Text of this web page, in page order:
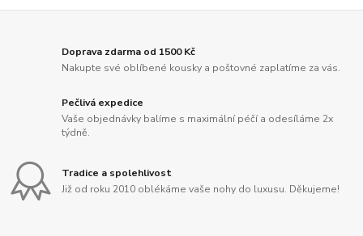
Doprava zdarma od 1500 Kč
Nakupte své oblíbené kousky a poštovné zaplatíme za vás.
Pečlivá expedice
Vaše objednávky balíme s maximální péčí a odesíláme 2x
týdně.
Tradice a spolehlivost
Již od roku 2010 oblékáme vaše nohy do luxusu. Děkujeme!